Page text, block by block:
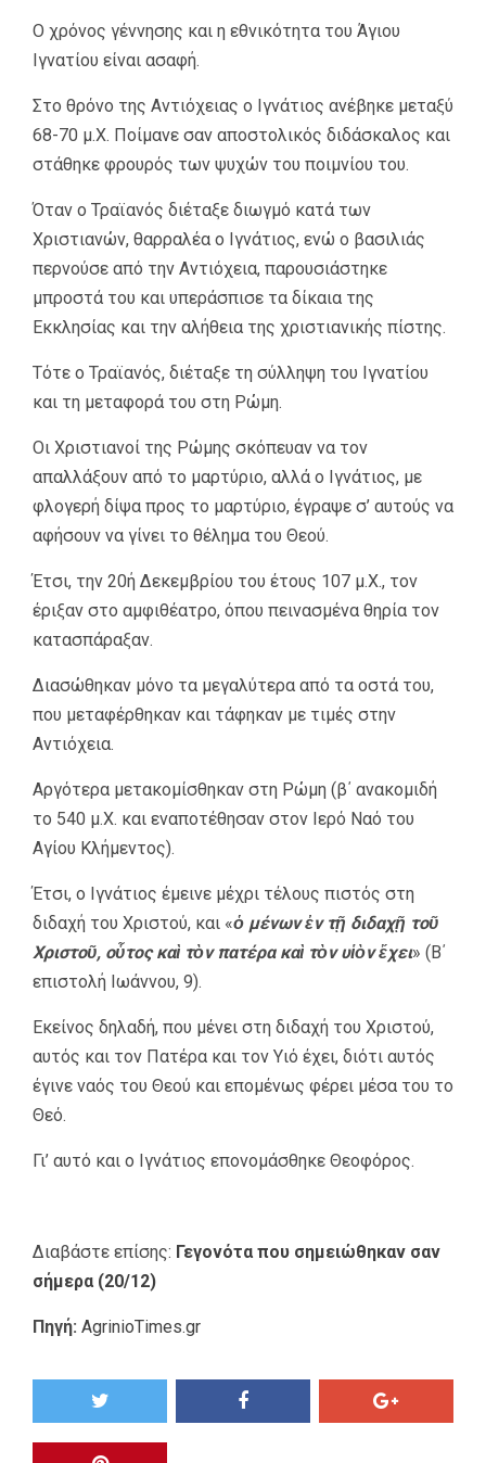
Ο χρόνος γέννησης και η εθνικότητα του Άγιου
Ιγνατίου είναι ασαφή.
Στο θρόνο της Αντιόχειας ο Ιγνάτιος ανέβηκε μεταξύ
68-70 μ.Χ. Ποίμανε σαν αποστολικός διδάσκαλος και
στάθηκε φρουρός των ψυχών του ποιμνίου του.
Όταν ο Τραϊανός διέταξε διωγμό κατά των
Χριστιανών, θαρραλέα ο Ιγνάτιος, ενώ ο βασιλιάς
περνούσε από την Αντιόχεια, παρουσιάστηκε
μπροστά του και υπεράσπισε τα δίκαια της
Εκκλησίας και την αλήθεια της χριστιανικής πίστης.
Τότε ο Τραϊανός, διέταξε τη σύλληψη του Ιγνατίου
και τη μεταφορά του στη Ρώμη.
Οι Χριστιανοί της Ρώμης σκόπευαν να τον
απαλλάξουν από το μαρτύριο, αλλά ο Ιγνάτιος, με
φλογερή δίψα προς το μαρτύριο, έγραψε σ’ αυτούς να
αφήσουν να γίνει το θέλημα του Θεού.
Έτσι, την 20ή Δεκεμβρίου του έτους 107 μ.Χ., τον
έριξαν στο αμφιθέατρο, όπου πεινασμένα θηρία τον
κατασπάραξαν.
Διασώθηκαν μόνο τα μεγαλύτερα από τα οστά του,
που μεταφέρθηκαν και τάφηκαν με τιμές στην
Αντιόχεια.
Αργότερα μετακομίσθηκαν στη Ρώμη (β΄ ανακομιδή
το 540 μ.Χ. και εναποτέθησαν στον Ιερό Ναό του
Αγίου Κλήμεντος).
Έτσι, ο Ιγνάτιος έμεινε μέχρι τέλους πιστός στη
διδαχή του Χριστού, και «ὁ μένων ἐν τῇ διδαχῇ τοῦ
Χριστοῦ, οὗτος καὶ τὸν πατέρα καὶ τὸν υἱὸν ἔχει» (Β΄
επιστολή Ιωάννου, 9).
Εκείνος δηλαδή, που μένει στη διδαχή του Χριστού,
αυτός και τον Πατέρα και τον Υιό έχει, διότι αυτός
έγινε ναός του Θεού και επομένως φέρει μέσα του το
Θεό.
Γι’ αυτό και ο Ιγνάτιος επονομάσθηκε Θεοφόρος.
Διαβάστε επίσης: Γεγονότα που σημειώθηκαν σαν
σήμερα (20/12)
Πηγή: AgrinioTimes.gr